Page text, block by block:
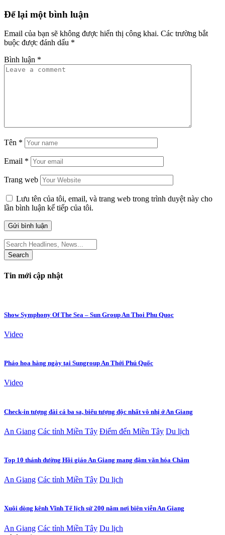
Để lại một bình luận
Email của bạn sẽ không được hiển thị công khai. Các trường bắt
buộc được đánh dấu *
Bình luận *
Tên *
Email *
Trang web
Lưu tên của tôi, email, và trang web trong trình duyệt này cho
lần bình luận kế tiếp của tôi.
Search
for:
Tin mới cập nhật
Show Symphony Of The Sea – Sun Group An Thoi Phu Quoc
Video
Pháo hoa hàng ngày tại Sungroup An Thới Phú Quốc
Video
Check-in tượng đài cá ba sa, biểu tượng độc nhất vô nhị ở An Giang
An Giang Các tỉnh Miền Tây Điểm đến Miền Tây Du lịch
Top 10 thánh đường Hồi giáo An Giang mang đậm văn hóa Chăm
An Giang Các tỉnh Miền Tây Du lịch
Xuôi dòng kênh Vĩnh Tế lịch sử 200 năm nơi biên viễn An Giang
An Giang Các tỉnh Miền Tây Du lịch